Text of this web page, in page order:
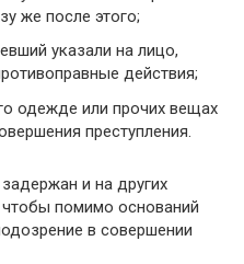
же после этого;
указали на лицо,
действия;
одежде или прочих вещах
преступления.
и на других
помимо оснований
в совершении